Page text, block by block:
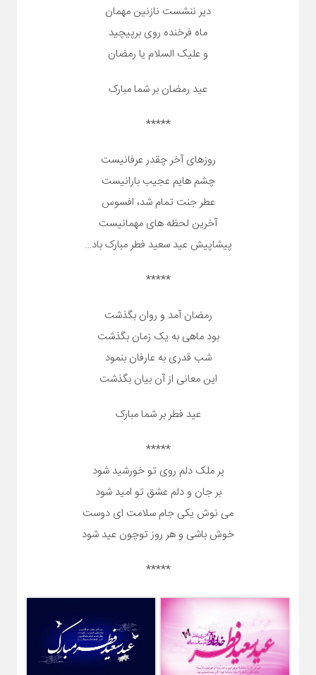
دیر ننشست نازنین مهمان
ماه فرخنده روی برپیچید
و علیک السلام یا رمضان
عید رمضان بر شما مبارک
*****
روزهای آخر چقدر عرفانیست
چشم هایم عجیب بارانیست
عطر جنت تمام شد، افسوس
آخرین لحظه های مهمانیست
پیشاپیش عید سعید فطر مبارک باد…
*****
رمضان آمد و روان بگذشت
بود ماهی به یک زمان بگذشت
شب قدری به عارفان بنمود
این معانی از آن بیان بگذشت
عید فطر بر شما مبارک
*****
بر ملک دلم روی تو خورشید شود
بر جان و دلم عشق تو امید شود
می نوش یکی جام سلامت ای دوست
خوش باشی و هر روز توچون عید شود
*****